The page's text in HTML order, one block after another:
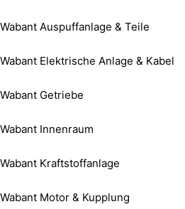
Wabant Auspuffanlage & Teile
Wabant Elektrische Anlage & Kabel
Wabant Getriebe
Wabant Innenraum
Wabant Kraftstoffanlage
Wabant Motor & Kupplung